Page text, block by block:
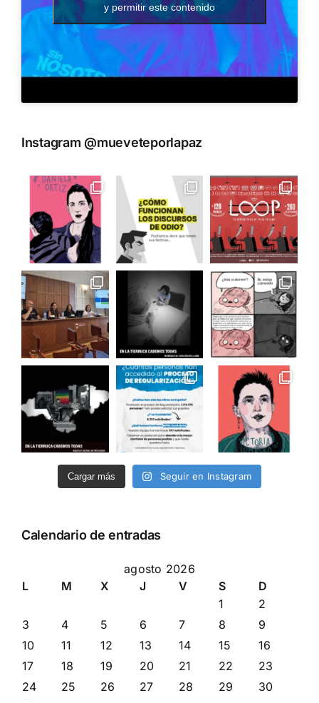
y permitir este contenido
Instagram @mueveteporlapaz
Cargar más Seguir en Instagram
Calendario de entradas
agosto 2026
L
M X J V S
D
1
2
3
4 5 6 7 8
9
10
11 12 13 14 15
16
17
18 19 20 21 22
23
24
25 26 27 28 29
30